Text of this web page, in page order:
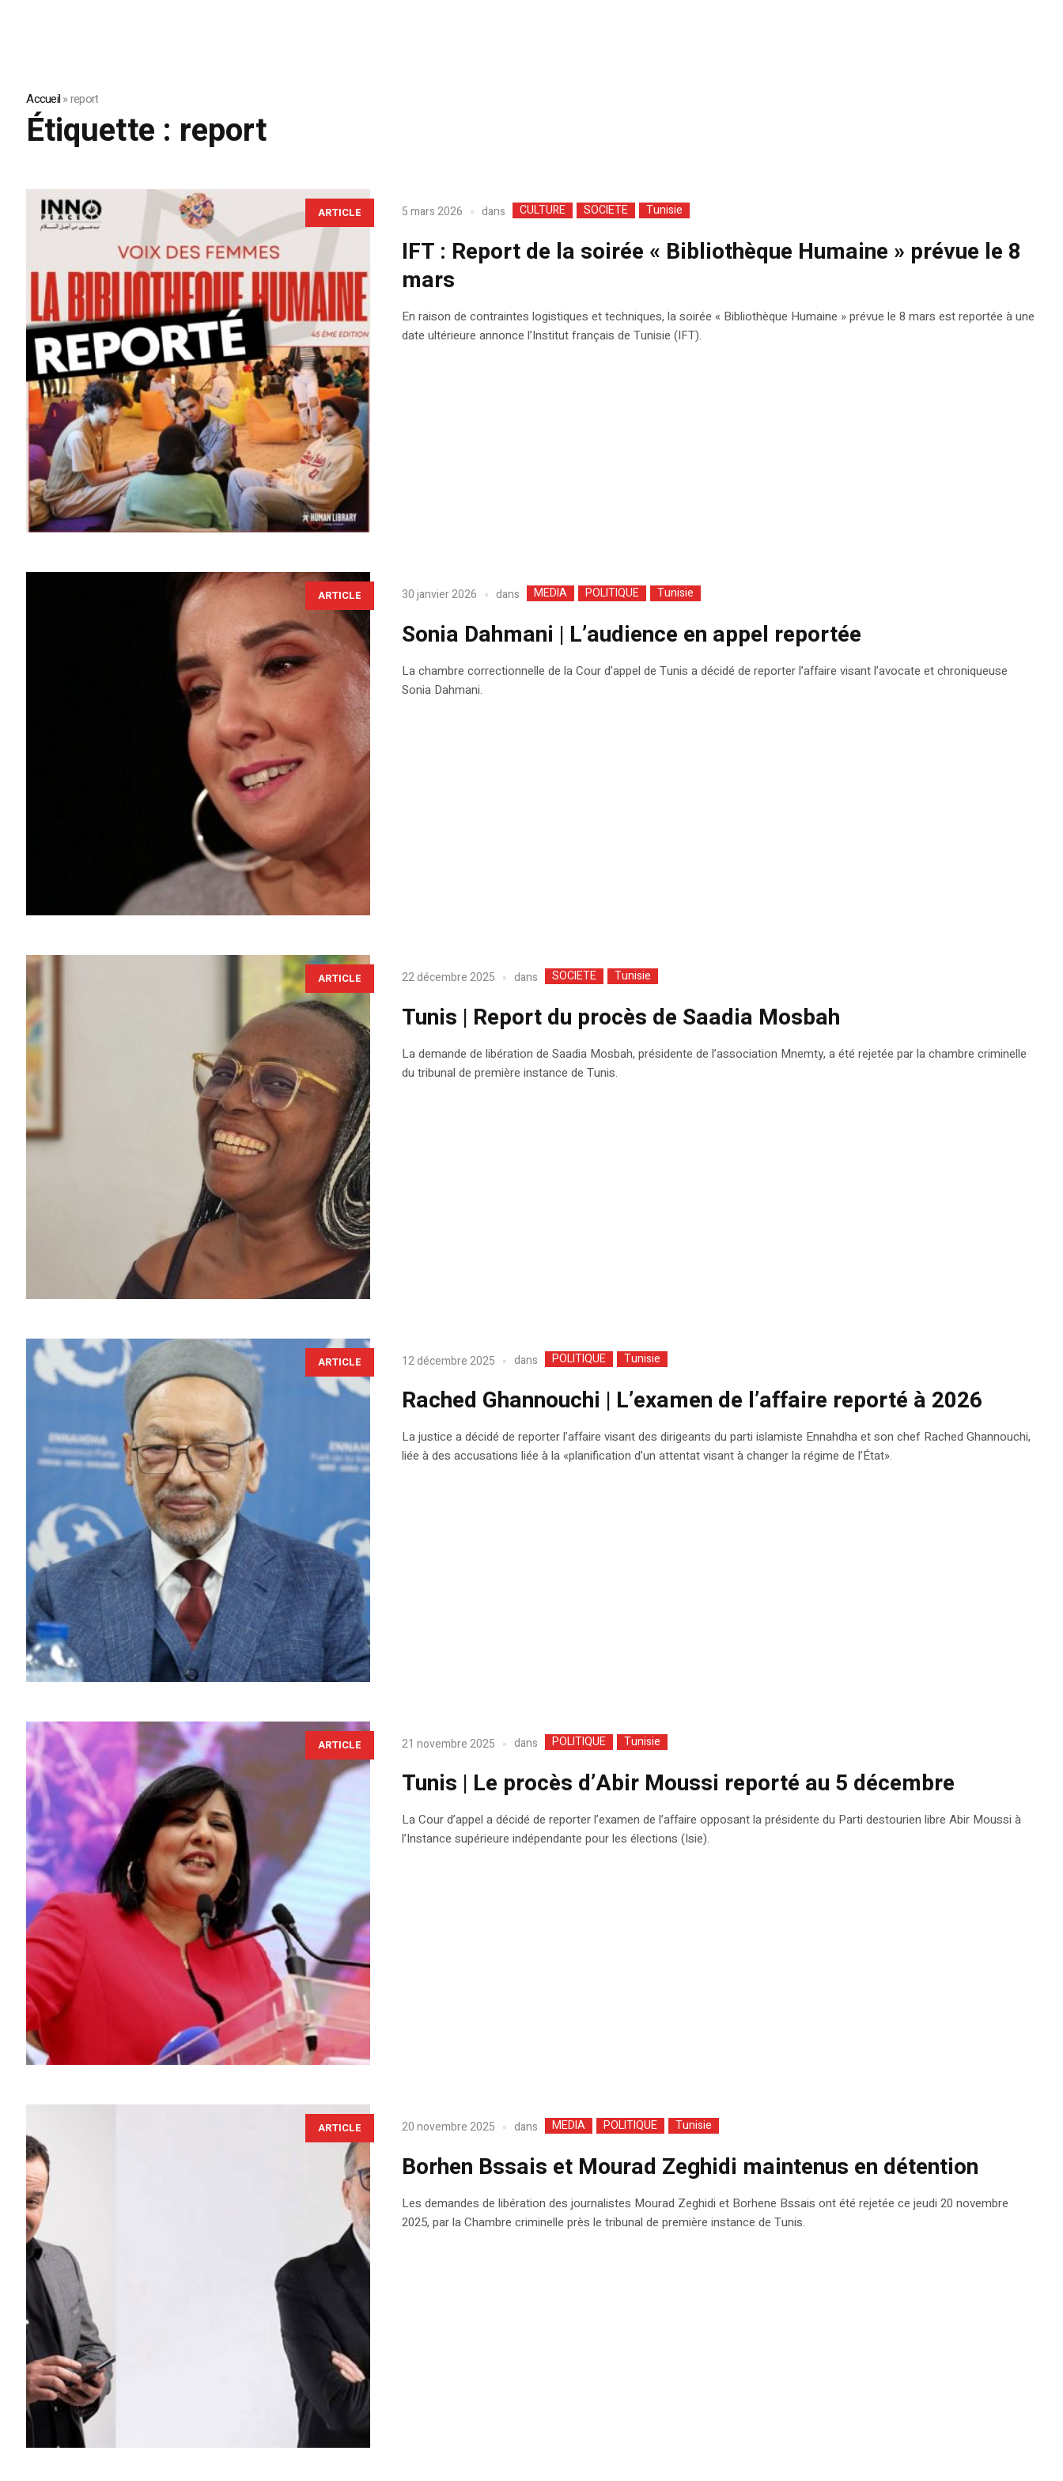
Accueil»report
Étiquette : report
ARTICLE 5 mars 2026 dans CULTURE SOCIETE Tunisie
IFT : Report de la soirée « Bibliothèque Humaine » prévue le 8
mars
En raison de contraintes logistiques et techniques, la soirée « Bibliothèque Humaine » prévue le 8 mars est reportée à une
date ultérieure annonce l’Institut français de Tunisie (IFT).
ARTICLE 30 janvier 2026 dans MEDIA POLITIQUE Tunisie
Sonia Dahmani | L’audience en appel reportée
La chambre correctionnelle de la Cour d’appel de Tunis a décidé de reporter l’affaire visant l’avocate et chroniqueuse
Sonia Dahmani.
ARTICLE 22 décembre 2025 dans SOCIETE Tunisie
Tunis | Report du procès de Saadia Mosbah
La demande de libération de Saadia Mosbah, présidente de l’association Mnemty, a été rejetée par la chambre criminelle
du tribunal de première instance de Tunis.
ARTICLE 12 décembre 2025 dans POLITIQUE Tunisie
Rached Ghannouchi | L’examen de l’affaire reporté à 2026
La justice a décidé de reporter l’affaire visant des dirigeants du parti islamiste Ennahdha et son chef Rached Ghannouchi,
liée à des accusations liée à la «planification d’un attentat visant à changer la régime de l’État».
ARTICLE 21 novembre 2025 dans POLITIQUE Tunisie
Tunis | Le procès d’Abir Moussi reporté au 5 décembre
La Cour d’appel a décidé de reporter l’examen de l’affaire opposant la présidente du Parti destourien libre Abir Moussi à
l’Instance supérieure indépendante pour les élections (Isie).
ARTICLE 20 novembre 2025 dans MEDIA POLITIQUE Tunisie
Borhen Bssais et Mourad Zeghidi maintenus en détention
Les demandes de libération des journalistes Mourad Zeghidi et Borhene Bssais ont été rejetée ce jeudi 20 novembre
2025, par la Chambre criminelle près le tribunal de première instance de Tunis.